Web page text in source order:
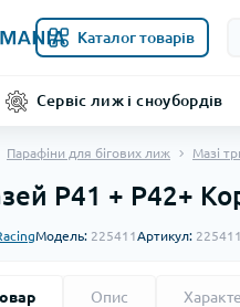
Каталог товарів
Сервіс лиж і сноубордів
Парафіни для бігових лиж Мазі
P41 + P42+
Модель: 225411Артикул: 225411
Опис